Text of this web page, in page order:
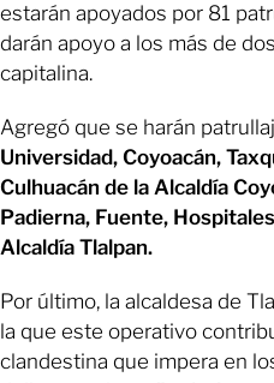
estarán apoyados por 81
darán apoyo a los más de
capitalina.
Agregó que se harán
Universidad, Coyoacán,
Culhuacán de la Alcaldía
Padierna, Fuente,
Alcaldía Tlalpan.
Por último, la alcaldesa de
la que este operativo
clandestina que impera en